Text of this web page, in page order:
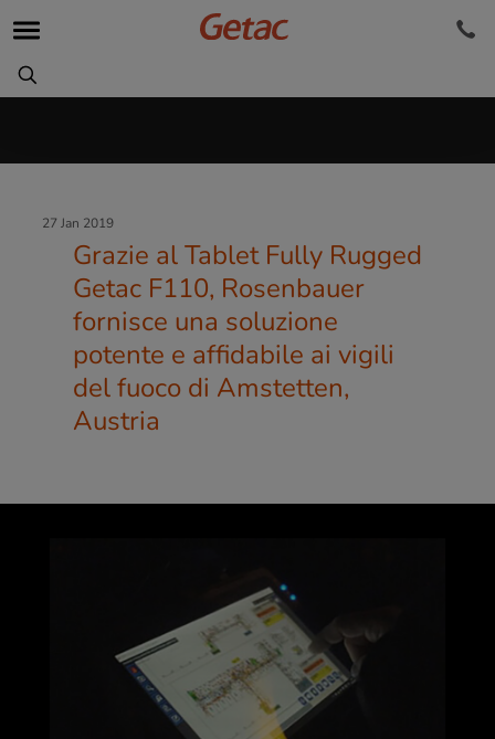
27 Jan 2019
Grazie al Tablet Fully Rugged
Getac F110, Rosenbauer
fornisce una soluzione
potente e affidabile ai vigili
del fuoco di Amstetten,
Austria